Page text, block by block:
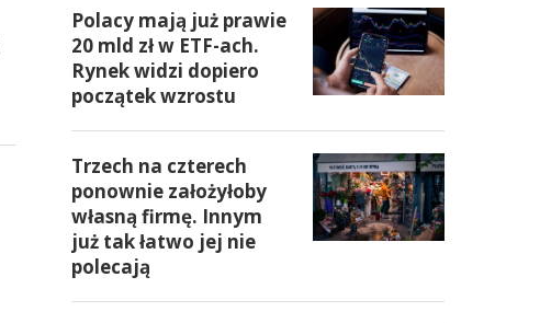
Polacy mają już prawie
20 mld zł w ETF-ach.
Rynek widzi dopiero
początek wzrostu
Trzech na czterech
ponownie założyłoby
własną firmę. Innym
już tak łatwo jej nie
polecają